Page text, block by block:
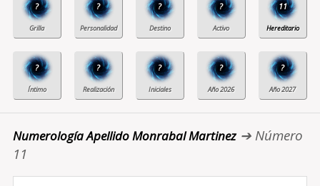
? ? ? ? 11
? ? ? ? ?
Numerología Apellido Monrabal Martinez➔ Número
11